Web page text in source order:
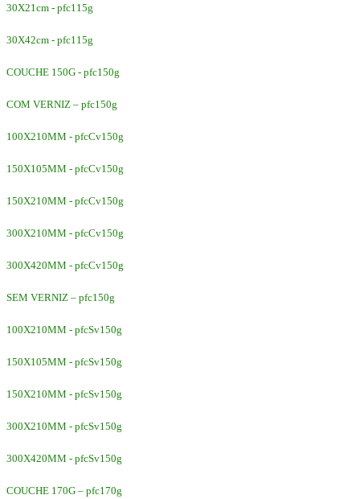
30X21cm - pfc115g
30X42cm - pfc115g
COUCHE 150G - pfc150g
COM VERNIZ – pfc150g
100X210MM - pfcCv150g
150X105MM - pfcCv150g
150X210MM - pfcCv150g
300X210MM - pfcCv150g
300X420MM - pfcCv150g
SEM VERNIZ – pfc150g
100X210MM - pfcSv150g
150X105MM - pfcSv150g
150X210MM - pfcSv150g
300X210MM - pfcSv150g
300X420MM - pfcSv150g
COUCHE 170G – pfc170g